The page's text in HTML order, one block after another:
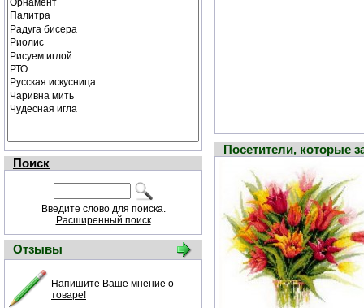
Поиск
Введите слово для поиска.
Расширенный поиск
Отзывы
Напишите Ваше мнение о
товаре!
Посетители, которые